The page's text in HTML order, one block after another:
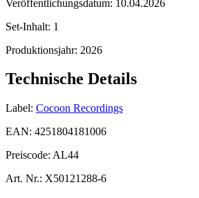
Veröffentlichungsdatum: 10.04.2026
Set-Inhalt: 1
Produktionsjahr: 2026
Technische Details
Label: Cocoon Recordings
EAN: 4251804181006
Preiscode: AL44
Art. Nr.: X50121288-6